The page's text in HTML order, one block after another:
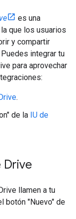
es una
que los usuarios
y compartir
integrar tu
para aprovechar
.
de la IU de
Drive
llamen a tu
botón "Nuevo" de